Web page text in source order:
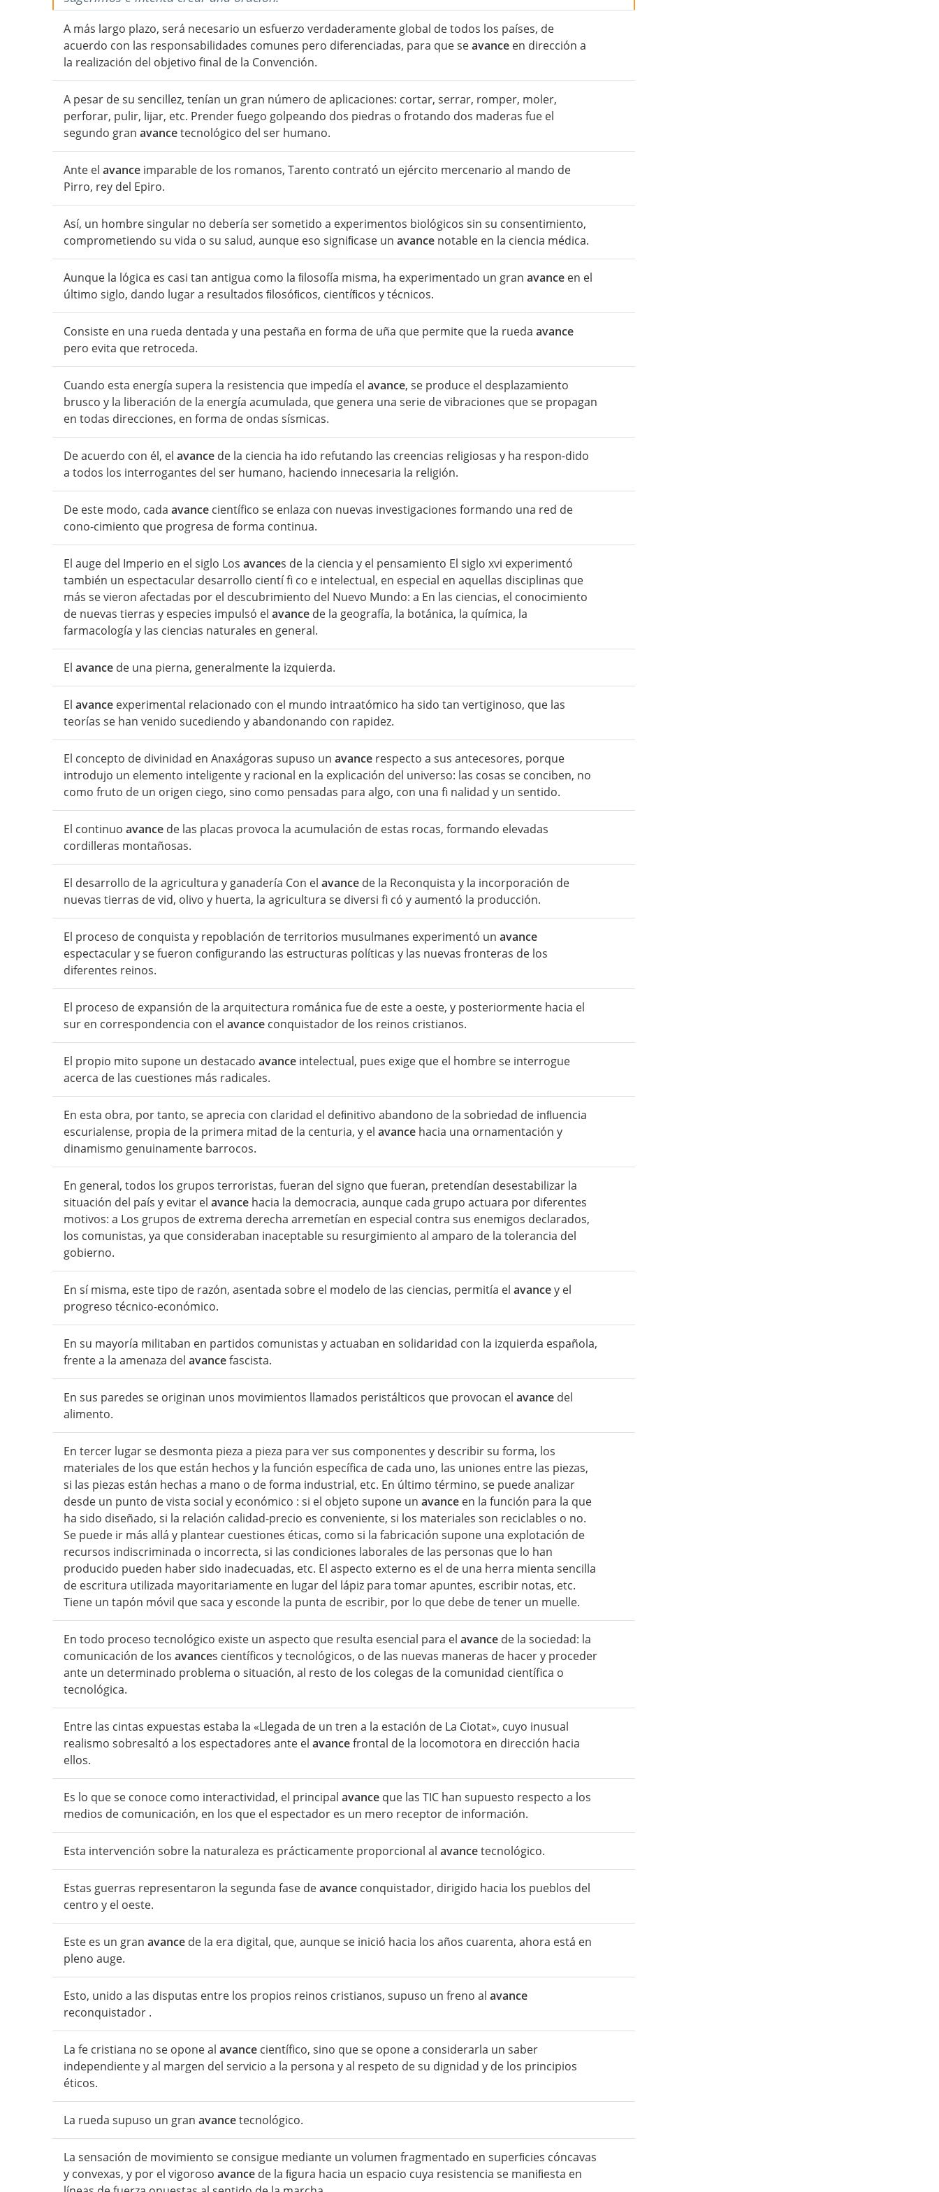
A más largo plazo, será necesario un esfuerzo verdaderamente global de todos los países, de
acuerdo con las responsabilidades comunes pero diferenciadas, para que seavance en dirección a
la realización del objetivo final de la Convención.
A pesar de su sencillez, tenían un gran número de aplicaciones: cortar, serrar, romper, moler,
perforar, pulir, lijar, etc. Prender fuego golpeando dos piedras o frotando dos maderas fue el
segundo gran avancetecnológico del ser humano.
Ante el avance imparable de los romanos, Tarento contrató un ejército mercenario al mando de
Pirro, rey del Epiro.
Así, un hombre singular no debería ser sometido a experimentos biológicos sin su consentimiento,
comprometiendo su vida o su salud, aunque eso signiﬁcase un avance notable en la ciencia médica.
Aunque la lógica es casi tan antigua como la ﬁlosofía misma, ha experimentado un gran avance en el
último siglo, dando lugar a resultados ﬁlosóﬁcos, cientíﬁcos y técnicos.
Consiste en una rueda dentada y una pestaña en forma de uña que permite que la rueda avance
pero evita que retroceda.
Cuando esta energía supera la resistencia que impedía el avance, se produce el desplazamiento
brusco y la liberación de la energía acumulada, que genera una serie de vibraciones que se propagan
en todas direcciones, en forma de ondas sísmicas.
De acuerdo con él, el avance de la ciencia ha ido refutando las creencias religiosas y ha respon-dido
a todos los interrogantes del ser humano, haciendo innecesaria la religión.
De este modo, cada avance científico se enlaza con nuevas investigaciones formando una red de
cono-cimiento que progresa de forma continua.
El auge del Imperio en el siglo Los avances de la ciencia y el pensamiento El siglo xvi experimentó
también un espectacular desarrollo cientí fi co e intelectual, en especial en aquellas disciplinas que
más se vieron afectadas por el descubrimiento del Nuevo Mundo: a En las ciencias, el conocimiento
de nuevas tierras y especies impulsó el avance de la geografía, la botánica, la química, la
farmacología y las ciencias naturales en general.
El avance de una pierna, generalmente la izquierda.
El avance experimental relacionado con el mundo intraatómico ha sido tan vertiginoso, que las
teorías se han venido sucediendo y abandonando con rapidez.
El concepto de divinidad en Anaxágoras supuso un avance respecto a sus antecesores, porque
introdujo un elemento inteligente y racional en la explicación del universo: las cosas se conciben, no
como fruto de un origen ciego, sino como pensadas para algo, con una fi nalidad y un sentido.
El continuo avance de las placas provoca la acumulación de estas rocas, formando elevadas
cordilleras montañosas.
El desarrollo de la agricultura y ganadería Con el avance de la Reconquista y la incorporación de
nuevas tierras de vid, olivo y huerta, la agricultura se diversi fi có y aumentó la producción.
El proceso de conquista y repoblación de territorios musulmanes experimentó un avance
espectacular y se fueron conﬁgurando las estructuras políticas y las nuevas fronteras de los
diferentes reinos.
El proceso de expansión de la arquitectura románica fue de este a oeste, y posteriormente hacia el
sur en correspondencia con el avance conquistador de los reinos cristianos.
El propio mito supone un destacado avance intelectual, pues exige que el hombre se interrogue
acerca de las cuestiones más radicales.
En esta obra, por tanto, se aprecia con claridad el deﬁnitivo abandono de la sobriedad de inﬂuencia
escurialense, propia de la primera mitad de la centuria, y el avance hacia una ornamentación y
dinamismo genuinamente barrocos.
En general, todos los grupos terroristas, fueran del signo que fueran, pretendían desestabilizar la
situación del país y evitar el avance hacia la democracia, aunque cada grupo actuara por diferentes
motivos: a Los grupos de extrema derecha arremetían en especial contra sus enemigos declarados,
los comunistas, ya que consideraban inaceptable su resurgimiento al amparo de la tolerancia del
gobierno.
En sí misma, este tipo de razón, asentada sobre el modelo de las ciencias, permitía el avancey el
progreso técnico-económico.
En su mayoría militaban en partidos comunistas y actuaban en solidaridad con la izquierda española,
frente a la amenaza del avancefascista.
En sus paredes se originan unos movimientos llamados peristálticos que provocan el avance del
alimento.
En tercer lugar se desmonta pieza a pieza para ver sus componentes y describir su forma, los
materiales de los que están hechos y la función específica de cada uno, las uniones entre las piezas,
si las piezas están hechas a mano o de forma industrial, etc. En último término, se puede analizar
desde un punto de vista social y económico : si el objeto supone un avance en la función para la que
ha sido diseñado, si la relación calidad-precio es conveniente, si los materiales son reciclables o no.
Se puede ir más allá y plantear cuestiones éticas, como si la fabricación supone una explotación de
recursos indiscriminada o incorrecta, si las condiciones laborales de las personas que lo han
producido pueden haber sido inadecuadas, etc. El aspecto externo es el de una herra mienta sencilla
de escritura utilizada mayoritariamente en lugar del lápiz para tomar apuntes, escribir notas, etc.
Tiene un tapón móvil que saca y esconde la punta de escribir, por lo que debe de tener un muelle.
En todo proceso tecnológico existe un aspecto que resulta esencial para el avance de la sociedad: la
comunicación de los avances científicos y tecnológicos, o de las nuevas maneras de hacer y proceder
ante un determinado problema o situación, al resto de los colegas de la comunidad científica o
tecnológica.
Entre las cintas expuestas estaba la «Llegada de un tren a la estación de La Ciotat», cuyo inusual
realismo sobresaltó a los espectadores ante el avancefrontal de la locomotora en dirección hacia
ellos.
Es lo que se conoce como interactividad, el principal avance que las TIC han supuesto respecto a los
medios de comunicación, en los que el espectador es un mero receptor de información.
Esta intervención sobre la naturaleza es prácticamente proporcional al avancetecnológico.
Estas guerras representaron la segunda fase deavance conquistador, dirigido hacia los pueblos del
centro y el oeste.
Este es un gran avance de la era digital, que, aunque se inició hacia los años cuarenta, ahora está en
pleno auge.
Esto, unido a las disputas entre los propios reinos cristianos, supuso un freno al avance
reconquistador .
La fe cristiana no se opone al avance científico, sino que se opone a considerarla un saber
independiente y al margen del servicio a la persona y al respeto de su dignidad y de los principios
éticos.
La rueda supuso un gran avancetecnológico.
La sensación de movimiento se consigue mediante un volumen fragmentado en superﬁcies cóncavas
y convexas, y por el vigoroso avance de la ﬁgura hacia un espacio cuya resistencia se maniﬁesta en